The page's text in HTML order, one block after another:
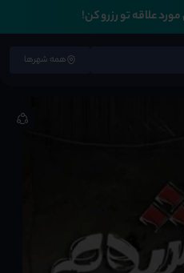
علاقه تو رزرو کن!
همه شهرها